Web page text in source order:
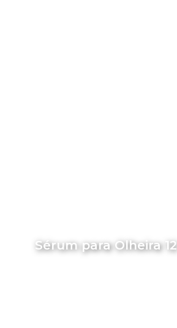
Sérum para Olheira